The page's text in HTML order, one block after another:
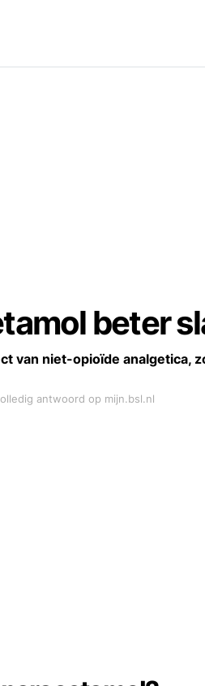
beter
van niet-opioïde analgetica,
antwoord op mijn.bsl.nl